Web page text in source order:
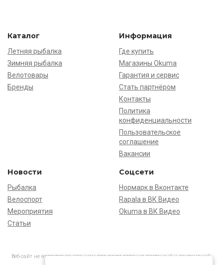
Каталог
Летняя рыбалка
Зимняя рыбалка
Велотовары
Бренды
Информация
Где купить
Магазины Okuma
Гарантия и сервис
Стать партнёром
Контакты
Политика
конфиденциальности
Пользовательское
соглашение
Вакансии
Новости
Рыбалка
Велоспорт
Мероприятия
Статьи
Соцсети
Нормарк в Вконтакте
Rapala в ВК Видео
Okuma в ВК Видео
Веб-сайт не является основанием для предъявления претензий и рекламаций,